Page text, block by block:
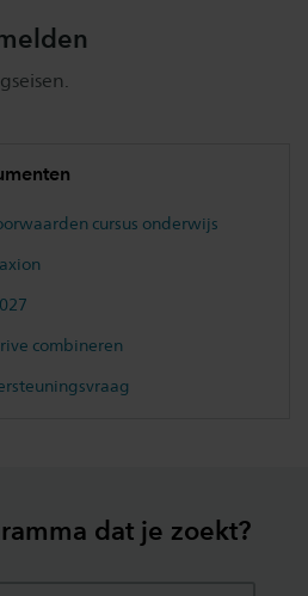
cursus onderwijs
combineren
dat je zoekt?